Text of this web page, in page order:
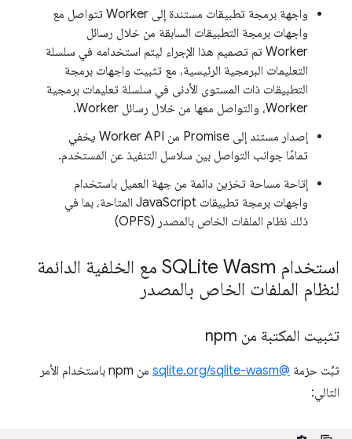
واجهة برمجة تطبيقات مستندة إلى Worker تتواصل مع
واجهات برمجة التطبيقات السابقة من خلال رسائل
Worker تم تصميم هذا الإجراء ليتم استخدامه في سلسلة
التعليمات البرمجية الرئيسية، مع تثبيت واجهات برمجة
التطبيقات ذات المستوى الأدنى في سلسلة تعليمات برمجية
Worker، والتواصل معها من خلال رسائل Worker.
إصدار مستند إلى Promise من Worker API يخفي
تمامًا جوانب التواصل بين سلاسل التنفيذ عن المستخدم.
إتاحة مساحة تخزين دائمة من جهة العميل باستخدام
واجهات برمجة تطبيقات JavaScript المتاحة، بما في
ذلك نظام الملفات الخاص بالمصدر (OPFS)
استخدام SQLite Wasm مع الخلفية الدائمة
لنظام الملفات الخاص بالمصدر
تثبيت المكتبة من npm
ثبِّت حزمة @sqlite.org/sqlite-wasm
من npm باستخدام الأمر
التالي: